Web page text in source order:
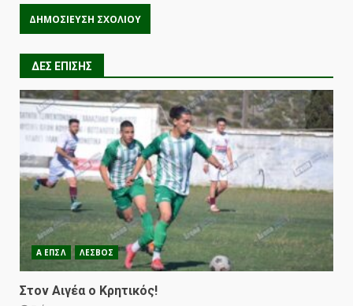
ΔΕΣ ΕΠΙΣΗΣ
Α ΕΠΣΛ ΛΕΣΒΟΣ
Στον Αιγέα ο Κρητικός!